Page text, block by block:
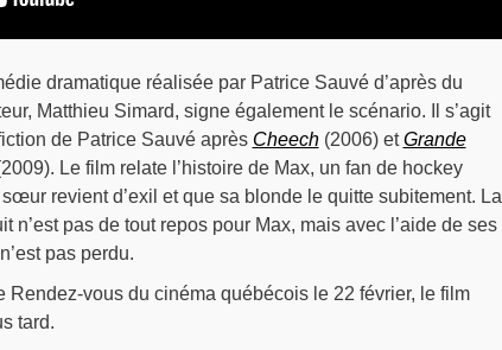
dramatique réalisée par Patrice Sauvé d’après du
Matthieu Simard, signe également le scénario. Il s’agit
de Patrice Sauvé après Cheech(2006) etGrande
Le film relate l’histoire de Max, un fan de hockey
revient d’exil et que sa blonde le quitte subitement. La
n’est pas de tout repos pour Max, mais avec l’aide de ses
pas perdu.
Rendez-vous du cinéma québécois le 22 février, le film
tard.